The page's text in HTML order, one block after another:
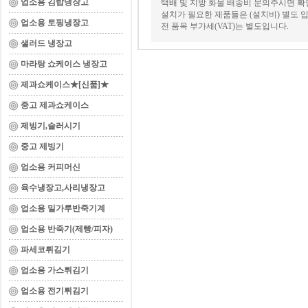
업소용 김밥냉장고
업소용 토핑냉장고
샐러드 냉장고
마라탕 쇼케이스 냉장고
제과쇼케이스★[신품]★
중고 제과쇼케이스
제빙기,슬러시기
중고 제빙기
업소용 커피머신
육수냉장고,사리냉장고
업소용 밀가루반죽기계
업소용 반죽기(제빵/피자)
파세코튀김기
업소용 가스튀김기
업소용 전기튀김기
택배 및 지방 화물 배송비 문의주시면 확
설치가 필요한 제품들은 (설치비) 별도
전 품목 부가세(VAT)는 별도입니다.